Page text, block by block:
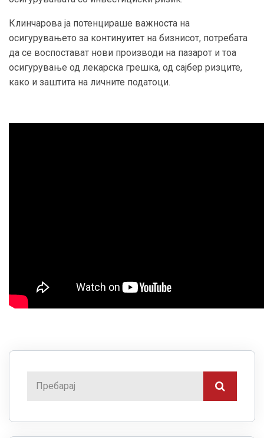
Клинчарова ја потенцираше важноста на
осигурувањето за континуитет на бизнисот, потребата
да се воспостават нови производи на пазарот и тоа
осигурување од лекарска грешка, од сајбер ризците,
како и заштита на личните податоци.